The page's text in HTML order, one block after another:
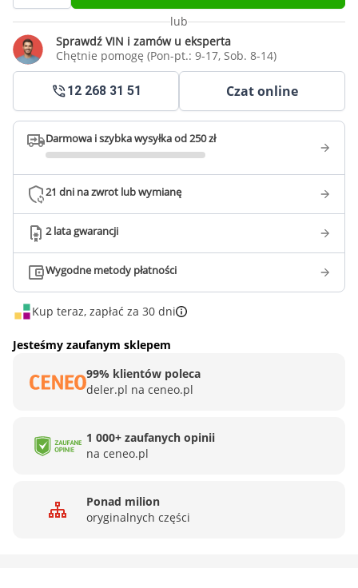
lub
Sprawdź VIN i zamów u eksperta
Chętnie pomogę (Pon-pt.: 9-17, Sob. 8-14)
12 268 31 51 Czat online
Darmowa i szybka wysyłka od 250 zł
21 dni na zwrot lub wymianę
2 lata gwarancji
Wygodne metody płatności
Kup teraz, zapłać za 30 dni
Jesteśmy zaufanym sklepem
99% klientów poleca
deler.pl na ceneo.pl
1 000+ zaufanych opinii
na ceneo.pl
Ponad milion
oryginalnych części